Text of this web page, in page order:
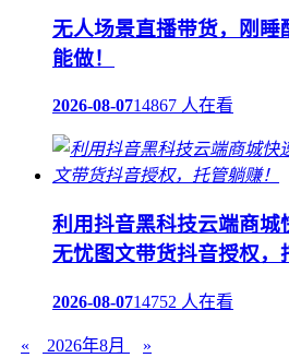
无人场景直播带货，刚睡
能做！
2026-08-0714867 人在看
利用抖音黑科技云端商城
无忧图文带货抖音授权，
2026-08-0714752 人在看
« 2026年8月 »